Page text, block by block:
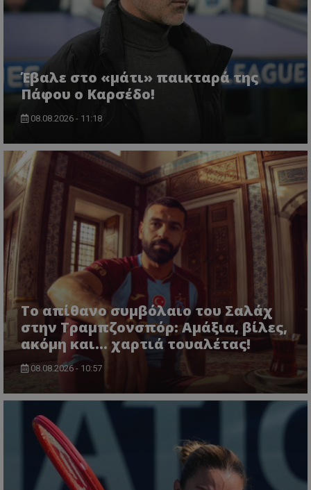
Έβαλε στο «μάτι» παικταρά της
Πάφου ο Καρσέδο!
08.08.2026 - 11:18
Το απίθανο συμβόλαιο του Σαλάχ
στην Τραμπζονσπόρ: Αμάξια, βίλες,
ακόμη και... χαρτιά τουαλέτας!
08.08.2026 - 10:57